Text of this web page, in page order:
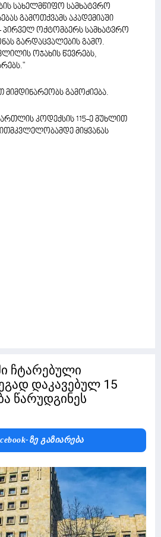
სახელმწიფო სამხატვრო
გამოთქვამს აკადემიაში
პირველ ოქტომბერს სამხატვრო
გარდაცვალების გამო.
ოჯახის წევრებს,
მიმდინარეობს გამოძიება.
კოდექსის 115-ე მუხლით
მიყვანას
ჩტარებული
დაკავებულ 15
წარუდგინეს
Ზე Გაზიარება